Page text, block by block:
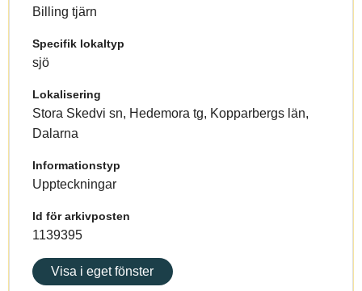
Billing tjärn
Specifik lokaltyp
sjö
Lokalisering
Stora Skedvi sn, Hedemora tg, Kopparbergs län,
Dalarna
Informationstyp
Uppteckningar
Id för arkivposten
1139395
Visa i eget fönster